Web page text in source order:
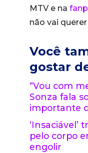
MTV e na
não vai
Você
gostar
“Vou com
Sonza fala
importante
‘Insaciável’
pelo corpo
engolir